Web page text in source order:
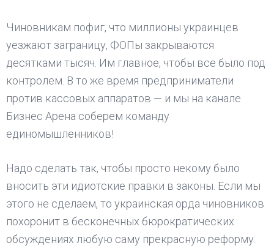
Чиновникам пофиг, что миллионы украинцев
уезжают заграницу, ФОПы закрываются
десятками тысяч. Им главное, чтобы все было под
контролем. В то же время предприниматели
против кассовых аппаратов — и мы на канале
Бизнес Арена соберем команду
единомышленников!
Надо сделать так, чтобы просто некому было
вносить эти идиотские правки в законы. Если мы
этого не сделаем, то украинская орда чиновников
похоронит в бесконечных бюрократических
обсуждениях любую саму прекрасную реформу.